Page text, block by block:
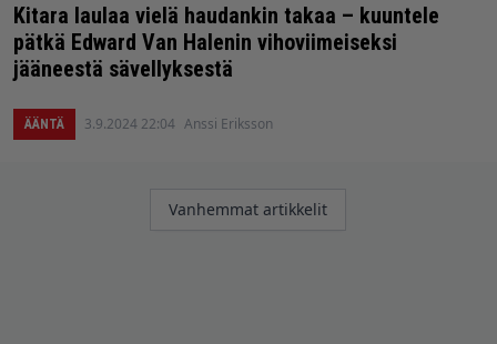
Kitara laulaa vielä haudankin takaa – kuuntele
pätkä Edward Van Halenin vihoviimeiseksi
jääneestä sävellyksestä
ÄÄNTÄ 3.9.2024 22:04 Anssi Eriksson
Artikkelien
Vanhemmat artikkelit